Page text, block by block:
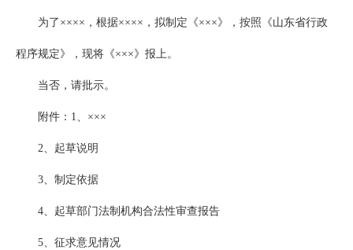
为了××××，根据××××，拟制定《×××》，按照《山东省行政
程序规定》，现将《×××》报上。
当否，请批示。
附件：1、×××
2、起草说明
3、制定依据
4、起草部门法制机构合法性审查报告
5、征求意见情况